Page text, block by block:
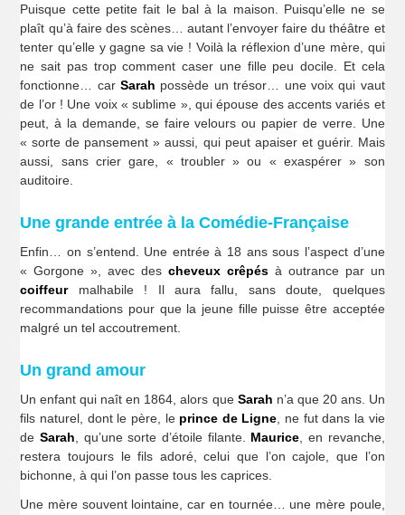
Puisque cette petite fait le bal à la maison. Puisqu’elle ne se
plaît qu’à faire des scènes… autant l’envoyer faire du théâtre et
tenter qu’elle y gagne sa vie ! Voilà la réflexion d’une mère, qui
ne sait pas trop comment caser une fille peu docile. Et cela
fonctionne… carSarah possède un trésor… une voix qui vaut
de l’or ! Une voix « sublime », qui épouse des accents variés et
peut, à la demande, se faire velours ou papier de verre. Une
« sorte de pansement » aussi, qui peut apaiser et guérir. Mais
aussi, sans crier gare, « troubler » ou « exaspérer » son
auditoire.
Une grande entrée à la Comédie-Française
Enfin… on s’entend. Une entrée à 18 ans sous l’aspect d’une
« Gorgone », avec des cheveux crêpésà outrance par un
coiffeurmalhabile ! Il aura fallu, sans doute, quelques
recommandations pour que la jeune fille puisse être acceptée
malgré un tel accoutrement.
Un grand amour
Un enfant qui naît en 1864, alors que Sarah n’a que 20 ans. Un
fils naturel, dont le père, le prince de Ligne , ne fut dans la vie
deSarah , qu’une sorte d’étoile filante. Maurice , en revanche,
restera toujours le fils adoré, celui que l’on cajole, que l’on
bichonne, à qui l’on passe tous les caprices.
Une mère souvent lointaine, car en tournée… une mère poule,